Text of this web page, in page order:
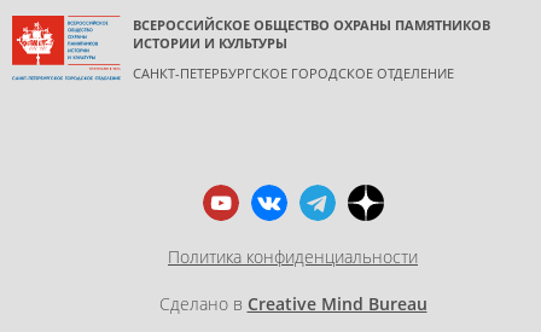
ВСЕРОССИЙСКОЕ ОБЩЕСТВО ОХРАНЫ ПАМЯТНИКОВ
ИСТОРИИ И КУЛЬТУРЫ
САНКТ-ПЕТЕРБУРГСКОЕ ГОРОДСКОЕ ОТДЕЛЕНИЕ
Политика конфиденциальности
Сделано в Creative Mind Bureau